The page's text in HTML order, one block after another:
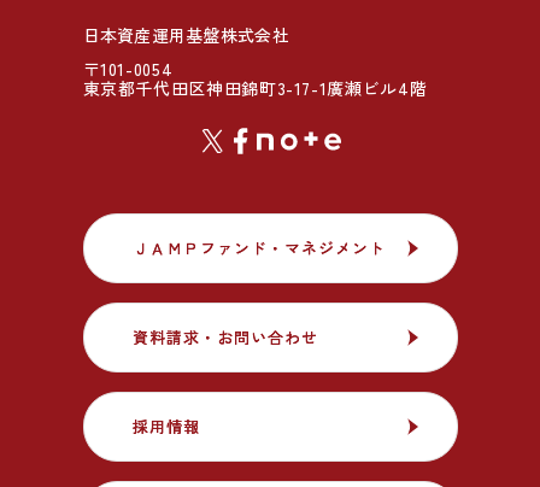
日本資産運用基盤株式会社
〒101-0054
東京都千代田区神田錦町3-17-1廣瀬ビル4階
ＪＡＭＰファンド・マネジメント
ＪＡＭＰファンド・マネジメント
資料請求・お問い合わせ
資料請求・お問い合わせ
採用情報
採用情報